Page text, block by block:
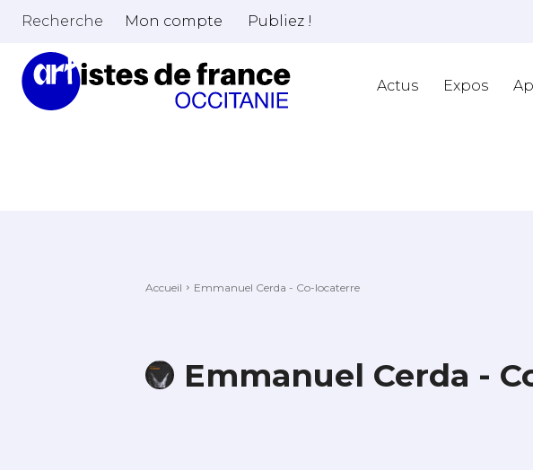
Recherche Mon compte Publiez !
Actus Expos
Accueil Emmanuel Cerda - Co-locaterre
Emmanuel Cerda -